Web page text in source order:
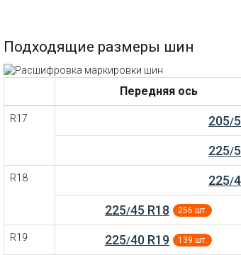
Подходящие размеры шин
Передняя ось
R17 205/
225/
R18 225/
225/45 R18 256 шт.
R19 225/40 R19 139 шт.